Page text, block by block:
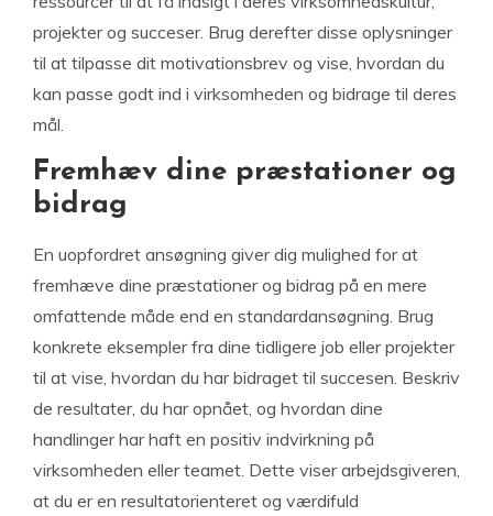
projekter og succeser. Brug derefter disse oplysninger
til at tilpasse dit motivationsbrev og vise, hvordan du
kan passe godt ind i virksomheden og bidrage til deres
mål.
Fremhæv dine præstationer og
bidrag
En uopfordret ansøgning giver dig mulighed for at
fremhæve dine præstationer og bidrag på en mere
omfattende måde end en standardansøgning. Brug
konkrete eksempler fra dine tidligere job eller projekter
til at vise, hvordan du har bidraget til succesen. Beskriv
de resultater, du har opnået, og hvordan dine
handlinger har haft en positiv indvirkning på
virksomheden eller teamet. Dette viser arbejdsgiveren,
at du er en resultatorienteret og værdifuld